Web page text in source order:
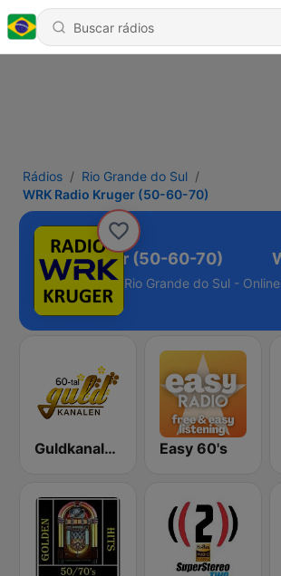
Rádios
Rio Grande do Sul
WRK Radio Kruger (50-60-70)
Radio Kruger (50-60-70)
Rio Grande do Sul - Online
Guldkanalen 60-tal Easy 60's